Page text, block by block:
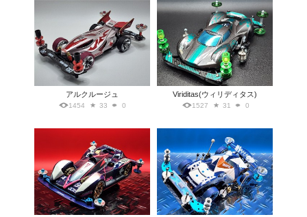
アルクルージュ
1454 33 0
Viriditas(ウィリディタス)
1527 31 0